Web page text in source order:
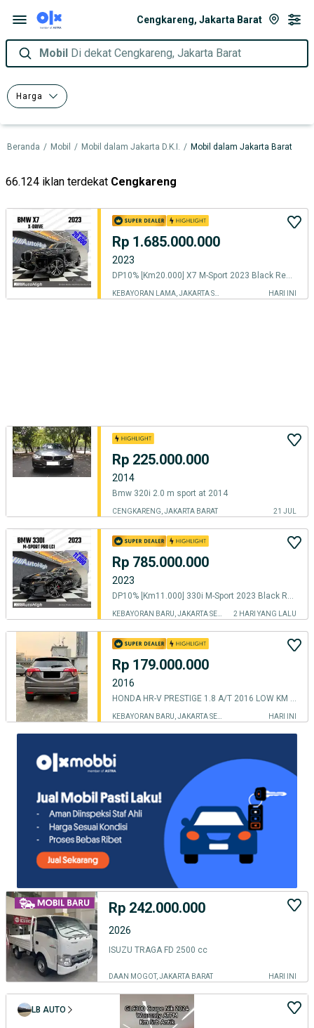
Cengkareng, Jakarta Barat
Mobil Di dekat Cengkareng, Jakarta Barat
Harga
Beranda / Mobil / Mobil dalam Jakarta D.K.I. / Mobil dalam Jakarta Barat
66.124 iklan terdekat Cengkareng
Rp 1.685.000.000
2023
DP10% [Km20.000] X7 M-Sport 2023 Black Reg 2022 #AUTOHIGH
HARI INI
Rp 225.000.000
2014
Bmw 320i 2.0 m sport at 2014
CENGKARENG, JAKARTA BARAT 21 JUL
Rp 785.000.000
2023
DP10% [Km11.000] 330i M-Sport 2023 Black Reg 2024 #AUTOHIGH
2 HARI YANG LALU
Rp 179.000.000
2016
HONDA HR-V PRESTIGE 1.8 A/T 2016 LOW KM 16rb
HARI INI
Rp 242.000.000
2026
ISUZU TRAGA FD 2500 cc
DAAN MOGOT, JAKARTA BARAT HARI INI
LB AUTO